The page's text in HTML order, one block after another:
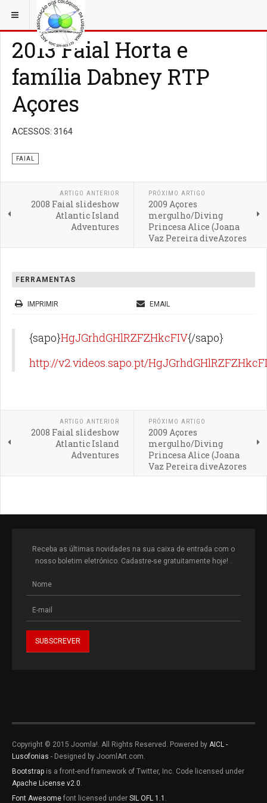
ESTÁ EM... AÇORFILM
2013 Faial Horta e
família Dabney RTP
Açores
ACESSOS: 3164
FAIAL
ARTIGO ANTERIOR
2008 Faial slideshow
Atlantic Island
Adventures
PRÓXIMO ARTIGO
2009 Açores
mergulho/Diving
Princesa Alice (Joana
Vaz Pereira diveAzores
FERRAMENTAS
IMPRIMIR EMAIL
{sapo}HgJGrhdGHlRZFZHkcFIV{/sapo}
http://v2.videos.sapo.pt/
ARTIGO ANTERIOR
2008 Faial slideshow
Atlantic Island
Adventures
PRÓXIMO ARTIGO
2009 Açores
mergulho/Diving
Princesa Alice (Joana
Vaz Pereira diveAzores
Receba as últimas novidades na sua caixa de entrada com o
nosso boletim eletrónico. Cadastre-se gratuitamente hoje! .
Copyright © 2015 Joomla!. All Rights Reserved. Powered by AICL -
Lusofonias - Designed by JoomlArt.com.
Bootstrap is a front-end framework of Twitter, Inc. Code licensed under
Apache License v2.0.
Font Awesome font licensed under SIL OFL 1.1 .